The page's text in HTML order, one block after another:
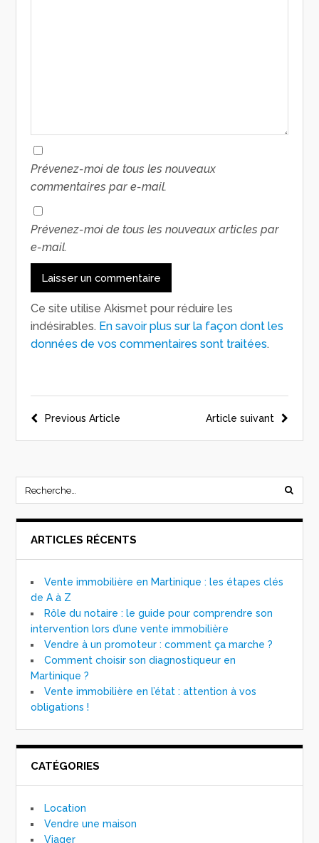
Prévenez-moi de tous les nouveaux
commentaires par e-mail.
Prévenez-moi de tous les nouveaux articles par
e-mail.
Ce site utilise Akismet pour réduire les
indésirables. En savoir plus sur la façon dont les
données de vos commentaires sont traitées.
Article suivant
Previous Article
ARTICLES RÉCENTS
Vente immobilière en Martinique : les étapes clés
de A à Z
Rôle du notaire : le guide pour comprendre son
intervention lors d’une vente immobilière
Vendre à un promoteur : comment ça marche ?
Comment choisir son diagnostiqueur en
Martinique ?
Vente immobilière en l’état : attention à vos
obligations !
CATÉGORIES
Location
Vendre une maison
Viager